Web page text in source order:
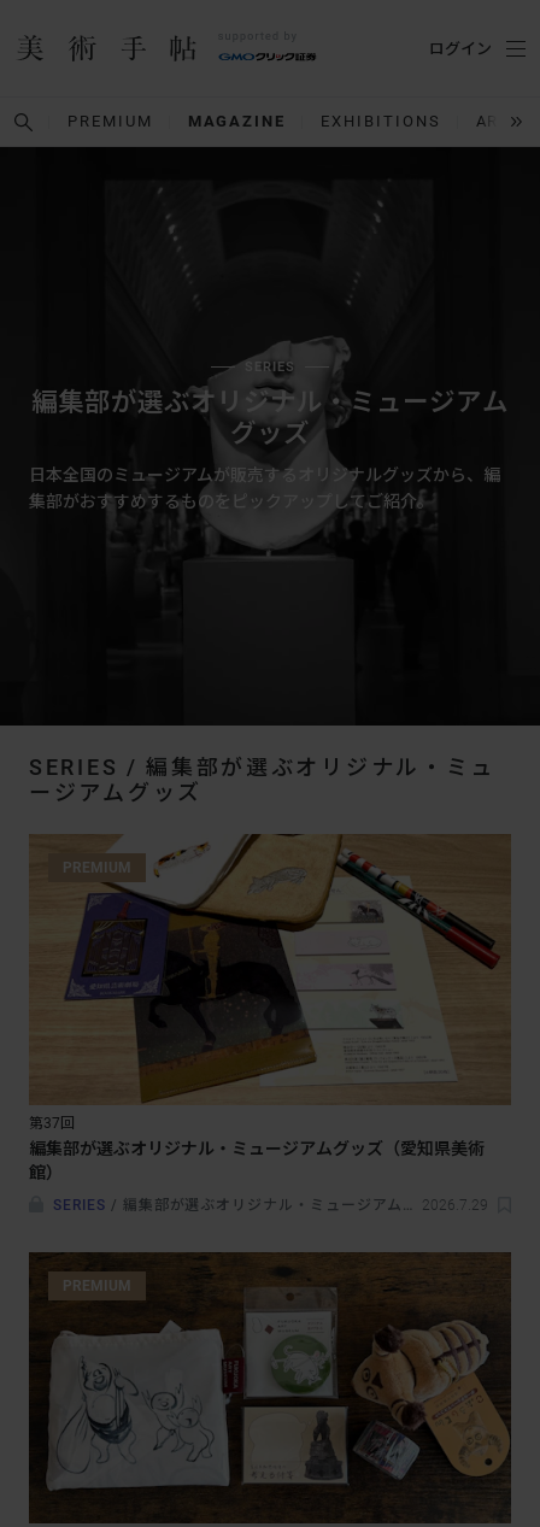
PREMIUM MAGAZINE EXHIBITIONS
ログイン
SERIES
編集部が選ぶオリジナル・ミュージアム
グッズ
日本全国のミュージアムが販売するオリジナルグッズから、編
集部がおすすめするものをピックアップしてご紹介。
SERIES / 編集部が選ぶオリジナル・ミュ
ージアムグッズ
PREMIUM
第37回
編集部が選ぶオリジナル・ミュージアムグッズ（愛知県美術
館）
SERIES / 編集部が選ぶオリジナル・ミュージアムグッズ 2026.7.29
PREMIUM